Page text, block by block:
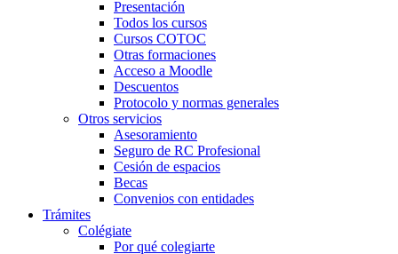
Presentación
Todos los cursos
Cursos COTOC
Otras formaciones
Acceso a Moodle
Descuentos
Protocolo y normas generales
Otros servicios
Asesoramiento
Seguro de RC Profesional
Cesión de espacios
Becas
Convenios con entidades
Trámites
Colégiate
Por qué colegiarte